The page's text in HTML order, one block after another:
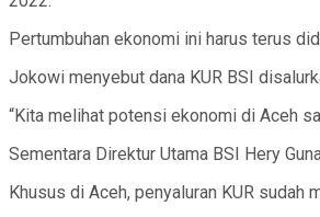
Pertumbuhan ekonomi ini harus terus
Jokowi menyebut dana KUR BSI
“Kita melihat potensi ekonomi di Aceh
Sementara Direktur Utama BSI Hery
Khusus di Aceh, penyaluran KUR sudah